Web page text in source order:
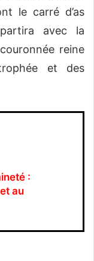
le carré d’as
avec la
reine
et des
:
au